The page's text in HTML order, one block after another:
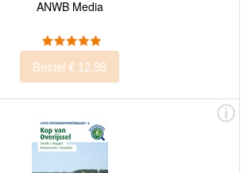
ANWB Media
Bestel € 12,99